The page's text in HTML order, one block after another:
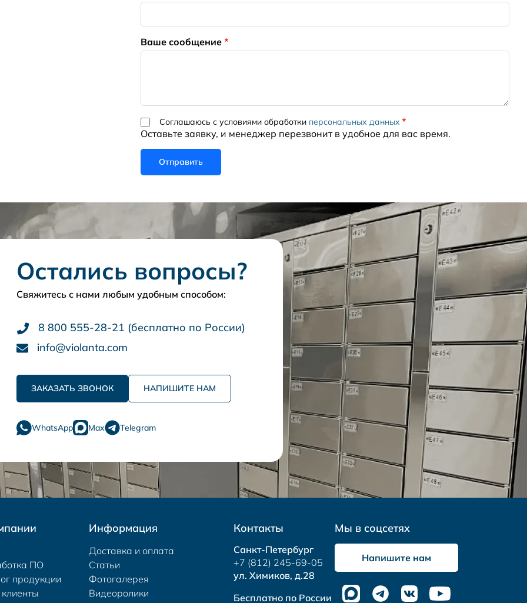
Ваше сообщение
Соглашаюсь с условиями обработки персональных данных
Оставьте заявку, и менеджер перезвонит в удобное для вас время.
Остались вопросы?
Свяжитесь с нами любым удобным способом:
8 800 555-28-21 (бесплатно по России)
info@violanta.com
ЗАКАЗАТЬ ЗВОНОК НАПИШИТЕ НАМ
WhatsApp Max Telegram
ПО
продукции
Информация
Доставка и оплата
Статьи
Фотогалерея
Видеоролики
Контакты
Санкт-Петербург
+7 (812) 245-69-05
ул. Химиков, д.28
Бесплатно по России
Мы в соцсетях
Напишите нам